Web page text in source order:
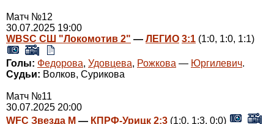
Матч №12
30.07.2025 19:00
WBSC СШ "Локомотив 2" — ЛЕГИО 3:1 (1:0, 1:0, 1:1)
Голы: Федорова, Удовцева, Рожкова — Юргилевич.
Судьи: Волков, Сурикова
Матч №11
30.07.2025 20:00
WFC Звезда М — КПРФ-Урицк 2:3 (1:0, 1:3, 0:0)